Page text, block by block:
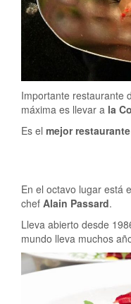
Importante restaurante
máxima es llevar a la
Es el mejor
En el octavo lugar está
chef Alain Passard.
Lleva abierto desde
mundo lleva muchos